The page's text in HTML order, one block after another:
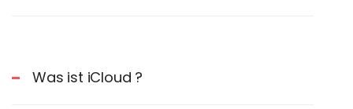
Was ist iCloud ?